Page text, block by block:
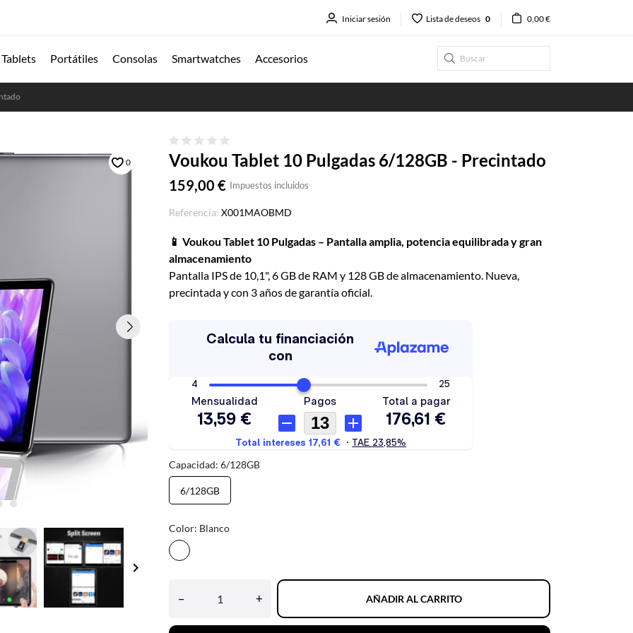
Iniciar sesión Lista de deseos 0 0,00 €
Tablets Portátiles Consolas Smartwatches Accesorios
keyboard_arrow_right
0 Voukou Tablet 10 Pulgadas 6/128GB - Precintado
159,00 € Impuestos incluidos
Referencia: X001MAOBMD
📱 Voukou Tablet 10 Pulgadas – Pantalla amplia, potencia equilibrada y gran
almacenamiento
Pantalla IPS de 10,1", 6 GB de RAM y 128 GB de almacenamiento. Nueva,
precintada y con 3 años de garantía oficial.
Capacidad: 6/128GB
6/128GB
Color: Blanco
Blanco
– + AÑADIR AL CARRITO